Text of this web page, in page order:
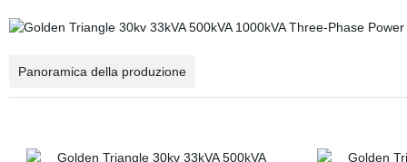
Panoramica della produzione